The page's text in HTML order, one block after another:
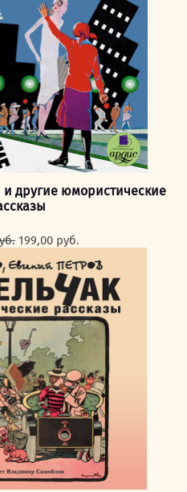
и другие юмористические
Первоначальная
составляла
249,00 руб..
199,00 руб.
199,00 руб..